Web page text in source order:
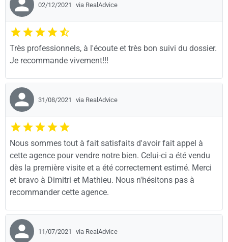
02/12/2021 via RealAdvice
Très professionnels, à l'écoute et très bon suivi du dossier.
Je recommande vivement!!!
31/08/2021 via RealAdvice
Nous sommes tout à fait satisfaits d'avoir fait appel à
cette agence pour vendre notre bien. Celui-ci a été vendu
dès la première visite et a été correctement estimé. Merci
et bravo à Dimitri et Mathieu. Nous n'hésitons pas à
recommander cette agence.
11/07/2021 via RealAdvice